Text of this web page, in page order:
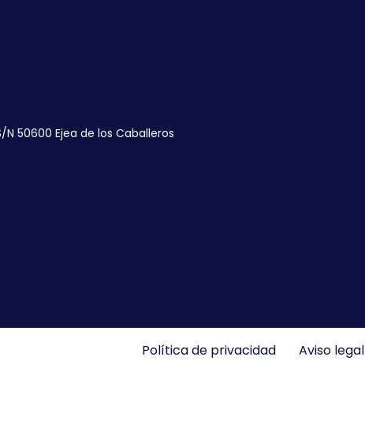
50600 Ejea de los Caballeros
Política de privacidad Aviso legal